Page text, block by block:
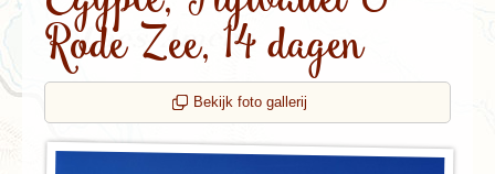
Rode Zee, 14 dagen
Bekijk foto gallerij